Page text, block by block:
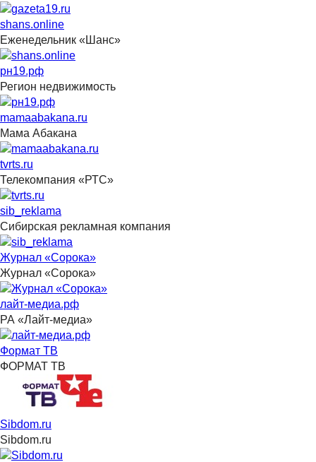
shans.online
Еженедельник «Шанс»
рн19.рф
Регион недвижимость
mamaabakana.ru
Мама Абакана
tvrts.ru
Телекомпания «РТС»
sib_reklama
Сибирская рекламная компания
Журнал «Сорока»
Журнал «Сорока»
лайт-медиа.рф
РА «Лайт-медиа»
Формат ТВ
ФОРМАТ ТВ
Sibdom.ru
Sibdom.ru